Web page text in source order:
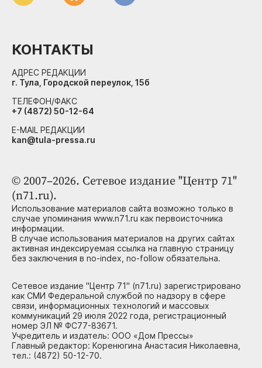
© 2007–2026. Сетевое издание "Центр 71"
(n71.ru).
Использование материалов сайта возможно только в
случае упоминания www.n71.ru как первоисточника
информации.
В случае использования материалов на других сайтах
активная индексируемая ссылка на главную страницу
без заключения в no-index, no-follow обязательна.
Сетевое издание "Центр 71" (n71.ru) зарегистрировано
как СМИ Федеральной службой по надзору в сфере
связи, информационных технологий и массовых
коммуникаций 29 июля 2022 года, регистрационный
номер ЭЛ № ФС77-83671.
Учредитель и издатель: ООО «Дом Прессы»
Главный редактор: Коренюгина Анастасия Николаевна,
тел.: (4872) 50-12-70.
КОНТАКТЫ
АДРЕС РЕДАКЦИИ
г. Тула, Городской переулок, 15б
ТЕЛЕФОН/ФАКС
+7 (4872) 50-12-64
E-MAIL РЕДАКЦИИ
kan@tula-pressa.ru